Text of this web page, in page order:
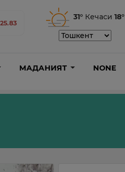
31° Кечаси 18°
МАДАНИЯТ NONE